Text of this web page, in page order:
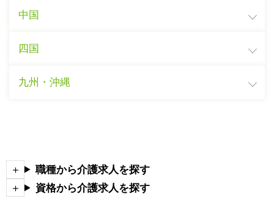
中国
四国
九州・沖縄
職種から介護求人を探す
資格から介護求人を探す